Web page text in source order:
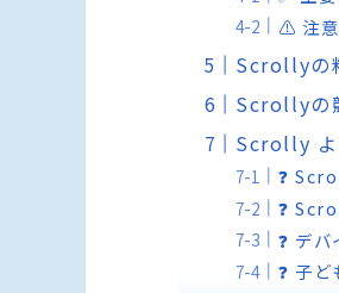
⚠️ 注意
Scrollyの
Scrollyの
Scrolly よ
❓
❓
❓ デ
❓ 子